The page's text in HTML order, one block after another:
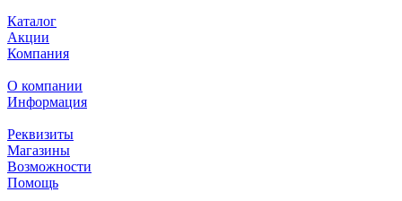
Каталог
Акции
Компания
О компании
Информация
Реквизиты
Магазины
Возможности
Помощь